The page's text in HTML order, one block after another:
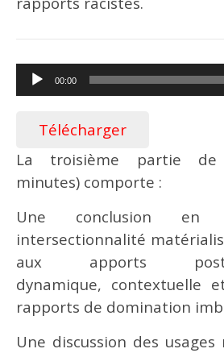
Lecteur
audio
00:00
Télécharger
La troisième partie de
minutes) comporte :
U­ne conclusion en
intersectionnalité
aux apports post-
dynamique, contextuelle
rapports de domination
Une discussion des